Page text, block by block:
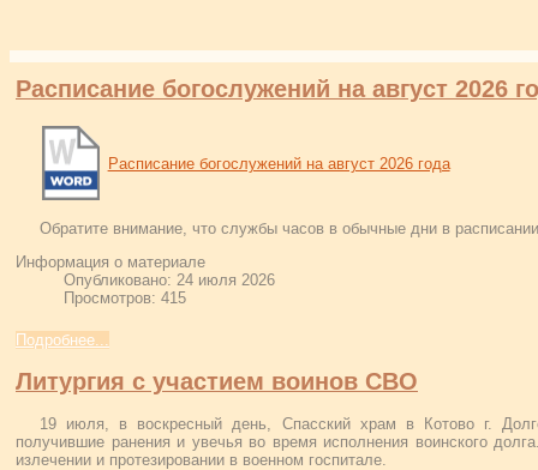
Расписание богослужений на август 2026
Расписание богослужений на август 2026 года
Обратите внимание, что службы часов в обычные дни в
Информация о материале
Опубликовано: 24 июля 2026
Просмотров: 415
Подробнее...
Литургия с участием воинов СВО
19 июля, в воскресный день, Спасский храм в Котово г.
получившие ранения и увечья во время исполнения воинского
излечении и протезировании в военном госпитале.